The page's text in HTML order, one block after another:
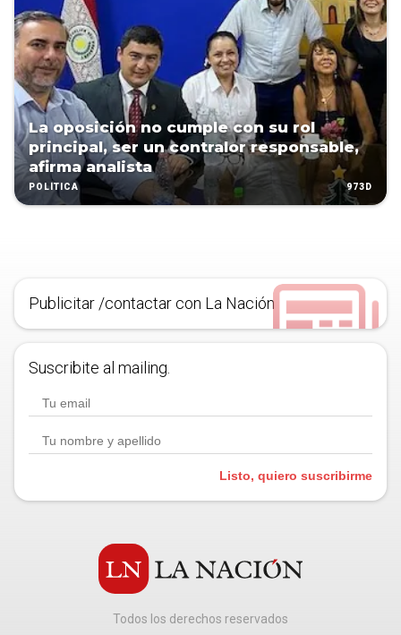
La oposición no cumple con su rol
principal, ser un contralor responsable,
afirma analista
POLÍTICA 973D
Publicitar /contactar con La Nación
Suscribite al mailing.
Listo, quiero suscribirme
Todos los derechos reservados